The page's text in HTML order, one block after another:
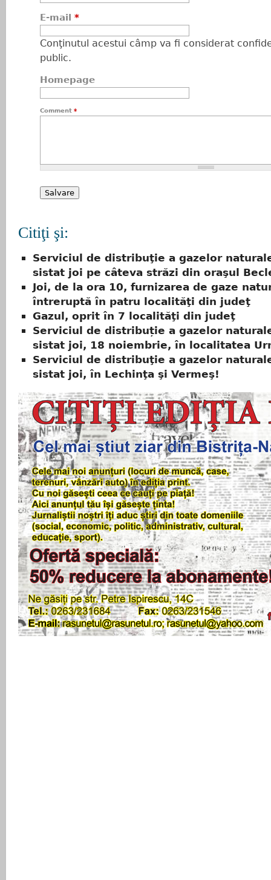
E-mail *
Conţinutul acestui câmp va fi considerat
public.
Homepage
Comment *
Citiţi şi:
Serviciul de distribuţie a gazelor
sistat joi pe câteva străzi din oraşul
Joi, de la ora 10, furnizarea de gaze
întreruptă în patru localităţi din judeţ
Gazul, oprit în 7 localităţi din judeţ
Serviciul de distribuție a gazelor
sistat joi, 18 noiembrie, în localitatea
Serviciul de distribuţie a gazelor
sistat joi, în Lechinţa şi Vermeş!